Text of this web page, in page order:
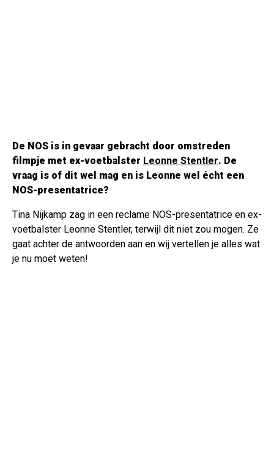
De NOS is in gevaar gebracht door omstreden
filmpje met ex-voetbalster Leonne Stentler. De
vraag is of dit wel mag en is Leonne wel écht een
NOS-presentatrice?
Tina Nijkamp zag in een reclame NOS-presentatrice en ex-
voetbalster Leonne Stentler, terwijl dit niet zou mogen. Ze
gaat achter de antwoorden aan en wij vertellen je alles wat
je nu moet weten!